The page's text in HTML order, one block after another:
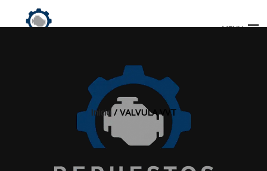
MENU
Inicio/ VALVULA VVT